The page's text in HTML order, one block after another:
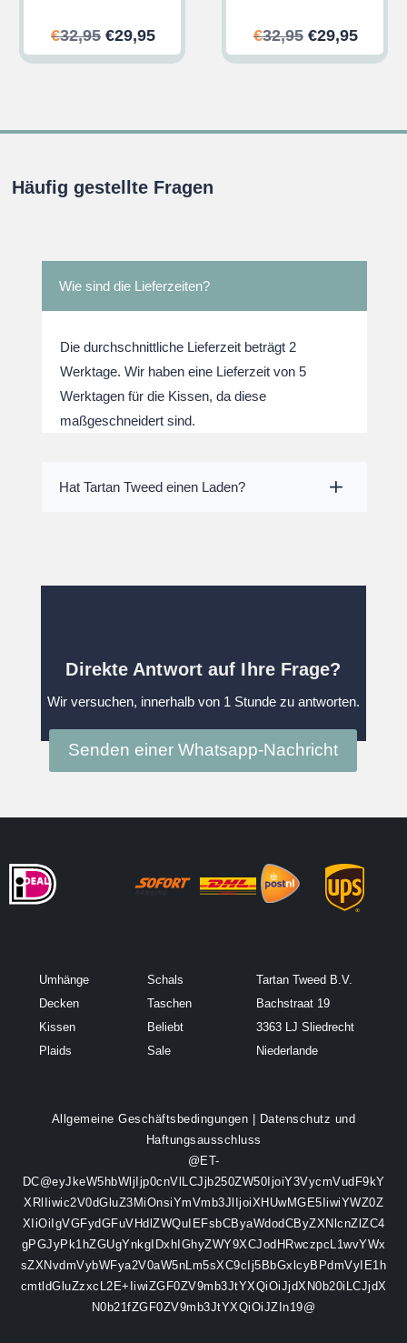
€32,95 Ursprünglicher
Preis
€29,95Aktueller
Preis
€32,95
Preis
€29,95
Preis
Häufig gestellte Fragen
Wie sind die Lieferzeiten?
Die durchschnittliche Lieferzeit beträgt 2
Werktage. Wir haben eine Lieferzeit von 5
Werktagen für die Kissen, da diese
maßgeschneidert sind.
Hat Tartan Tweed einen Laden?
Direkte Antwort auf Ihre Frage?
Wir versuchen, innerhalb von 1 Stunde zu antworten.
Senden einer Whatsapp-Nachricht
Umhänge
Decken
Kissen
Plaids
Schals
Taschen
Beliebt
Sale
Tartan Tweed B.V.
Bachstraat 19
3363 LJ Sliedrecht
Niederlande
Allgemeine Geschäftsbedingungen
Datenschutz und
Haftungsausschluss
@ET-
DC@eyJkeW5hbWljIjp0cnVlLCJjb250ZW50IjoiY3VycmVudF9kY
XRlIiwic2V0dGluZ3MiOnsiYmVmb3JlIjoiXHUwMGE5IiwiYWZ0Z
XIiOiIgVGFydGFuVHdlZWQuIEFsbCByaWdodCByZXNlcnZlZC4
gPGJyPk1hZGUgYnkgIDxhIGhyZWY9XCJodHRwczpcL1wvYWx
sZXNvdmVybWFya2V0aW5nLm5sXC9cIj5BbGxlcyBPdmVyIE1h
cmtldGluZzxcL2E+IiwiZGF0ZV9mb3JtYXQiOiJjdXN0b20iLCJjdX
N0b21fZGF0ZV9mb3JtYXQiOiJZIn19@